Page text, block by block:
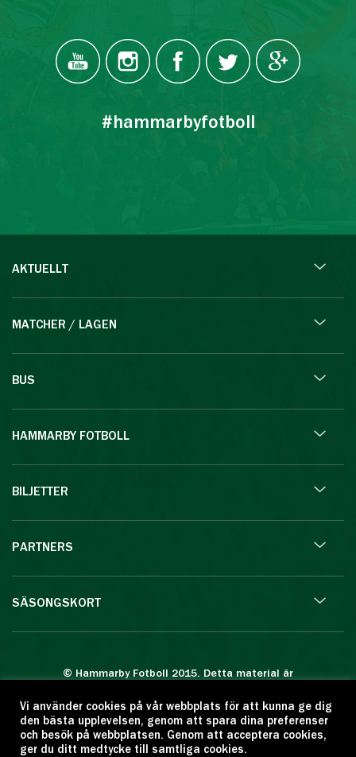
#hammarbyfotboll
AKTUELLT
MATCHER / LAGEN
BUS
HAMMARBY FOTBOLL
BILJETTER
PARTNERS
SÄSONGSKORT
© Hammarby Fotboll 2015. Detta material är
Eftertryck eller annan kopiering är förbjuden.
Citera oss gärna men ange källan:
www.hammarbyfotboll.se. Ansvarig utgivare:
Vi använder cookies på vår webbplats för att kunna ge dig
den bästa upplevelsen, genom att spara dina preferenser
och besök på webbplatsen. Genom att acceptera cookies,
ger du ditt medtycke till samtliga cookies.